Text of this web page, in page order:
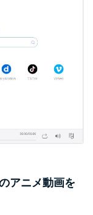
アニメ動画を